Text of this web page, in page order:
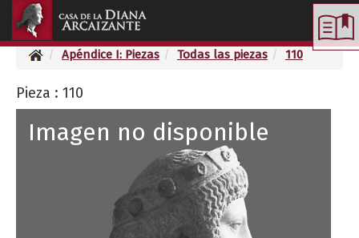
Apéndice I: Piezas Todas las piezas 110
Pieza : 110
Imagen no disponible